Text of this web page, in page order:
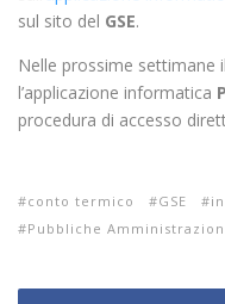
sul sito del GSE.
Nelle prossime settimane
l’applicazione informatica
procedura di accesso
conto termico GSE
Pubbliche